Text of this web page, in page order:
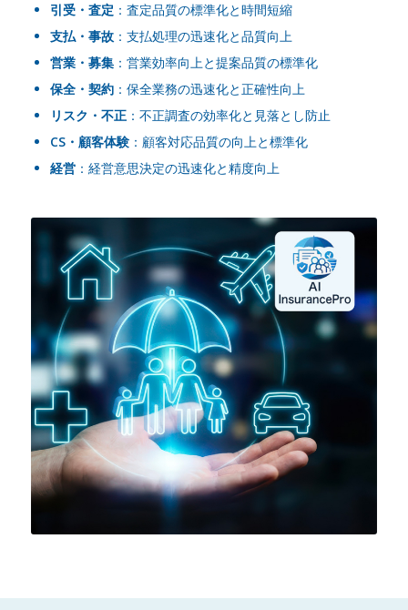
引受・査定 ：査定品質の標準化と時間短縮
支払・事故：支払処理の迅速化と品質向上
営業・募集：営業効率向上と提案品質の標準化
保全・契約：保全業務の迅速化と正確性向上
リスク・不正：不正調査の効率化と見落とし防止
CS・顧客体験：顧客対応品質の向上と標準化
経営：経営意思決定の迅速化と精度向上